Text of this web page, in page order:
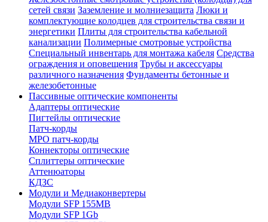
сетей связи Заземление и молниезащита Люки и
комплектующие колодцев для строительства связи и
энергетики Плиты для строительства кабельной
канализации Полимерные смотровые устройства
Специальный инвентарь для монтажа кабеля Средства
ограждения и оповещения Трубы и аксессуары
различного назначения Фундаменты бетонные и
железобетонные
Пассивные оптические компоненты
Адаптеры оптические
Пигтейлы оптические
Патч-корды
MPO патч-корды
Коннекторы оптические
Сплиттеры оптические
Аттенюаторы
КДЗС
Модули и Медиаконвертеры
Модули SFP 155MB
Модули SFP 1Gb